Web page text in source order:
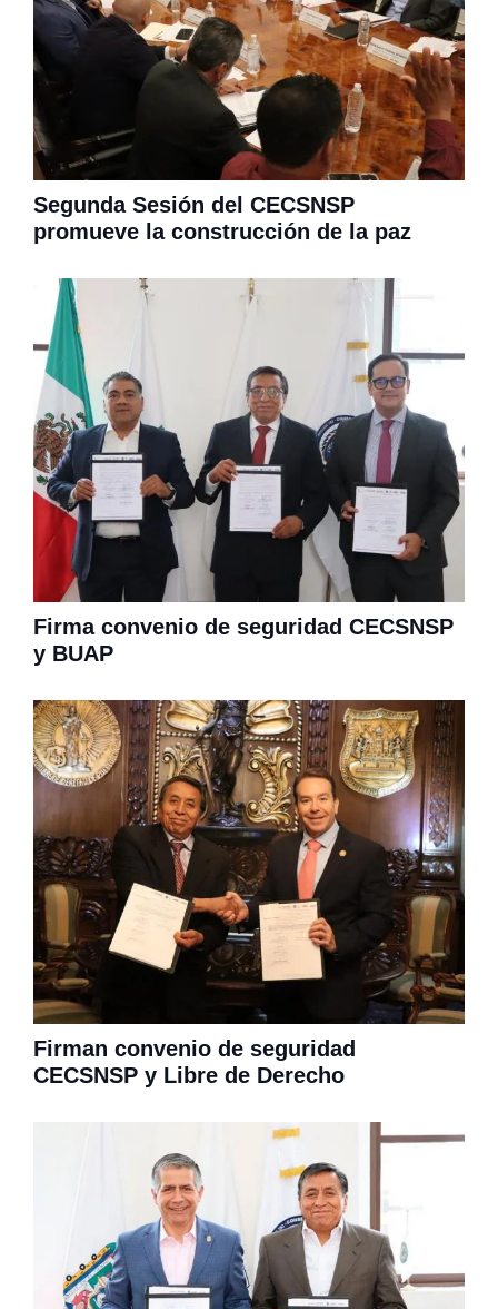
Segunda Sesión del CECSNSP
promueve la construcción de la paz
Firma convenio de seguridad CECSNSP
y BUAP
Firman convenio de seguridad
CECSNSP y Libre de Derecho